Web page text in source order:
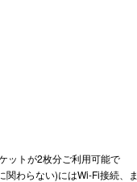
ットが2枚分ご利用可能で
わらない)にはWi-Fi接続、ま